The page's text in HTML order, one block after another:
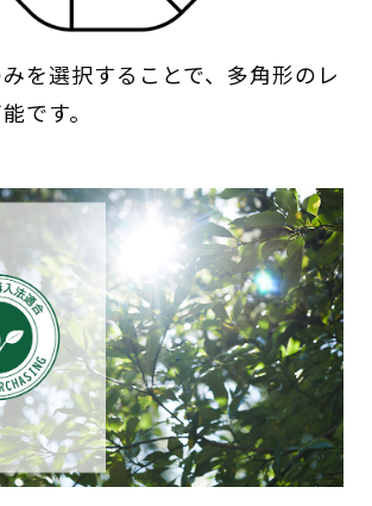
を選択することで、多角形のレ
です。